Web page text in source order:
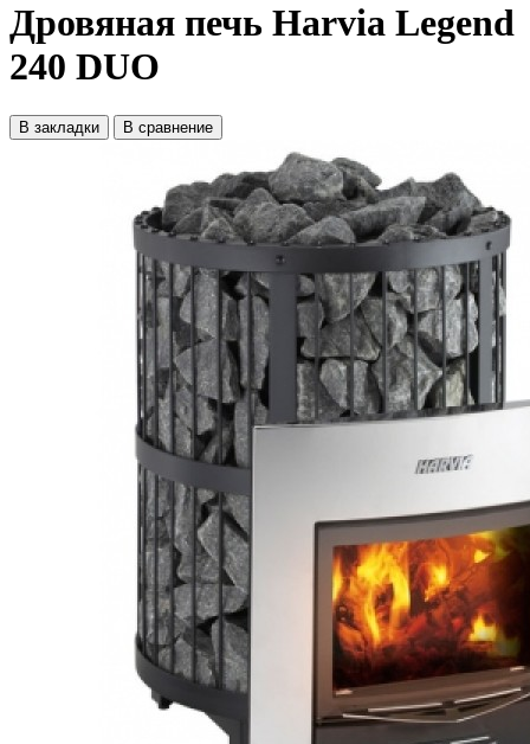
Дровяная печь Harvia Legend
240 DUO
В закладки В сравнение